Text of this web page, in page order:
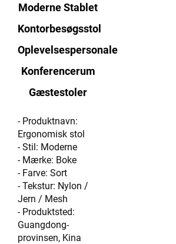
Moderne Stablet
Kontorbesøgsstol
Oplevelsespersonale
Konferencerum
Gæstestoler
- Produktnavn:
Ergonomisk stol
- Stil: Moderne
- Mærke: Boke
- Farve: Sort
- Tekstur: Nylon /
Jern / Mesh
- Produktsted:
Guangdong-
provinsen, Kina